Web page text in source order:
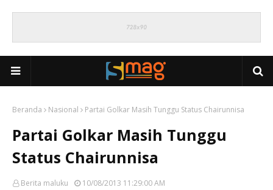
Beranda Nasional Partai Golkar Masih Tunggu Status Chairunnisa
Partai Golkar Masih Tunggu
Status Chairunnisa
Berita maluku 10/08/2013 11:29:00 AM